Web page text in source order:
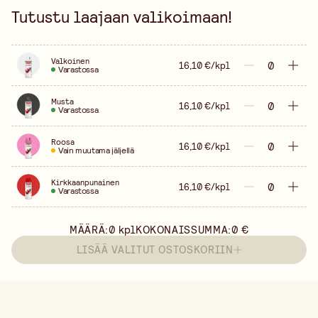
Tutustu laajaan valikoimaan!
Valkoinen
Varastossa 16,10 €/kpl
Musta
Varastossa 16,10 €/kpl
Roosa
Vain muutama jäljellä 16,10 €/kpl
Kirkkaanpunainen
Varastossa 16,10 €/kpl
MÄÄRÄ:0 kplKOKONAISSUMMA:0 €
LISÄÄ VALITUT OSTOSKORIIN